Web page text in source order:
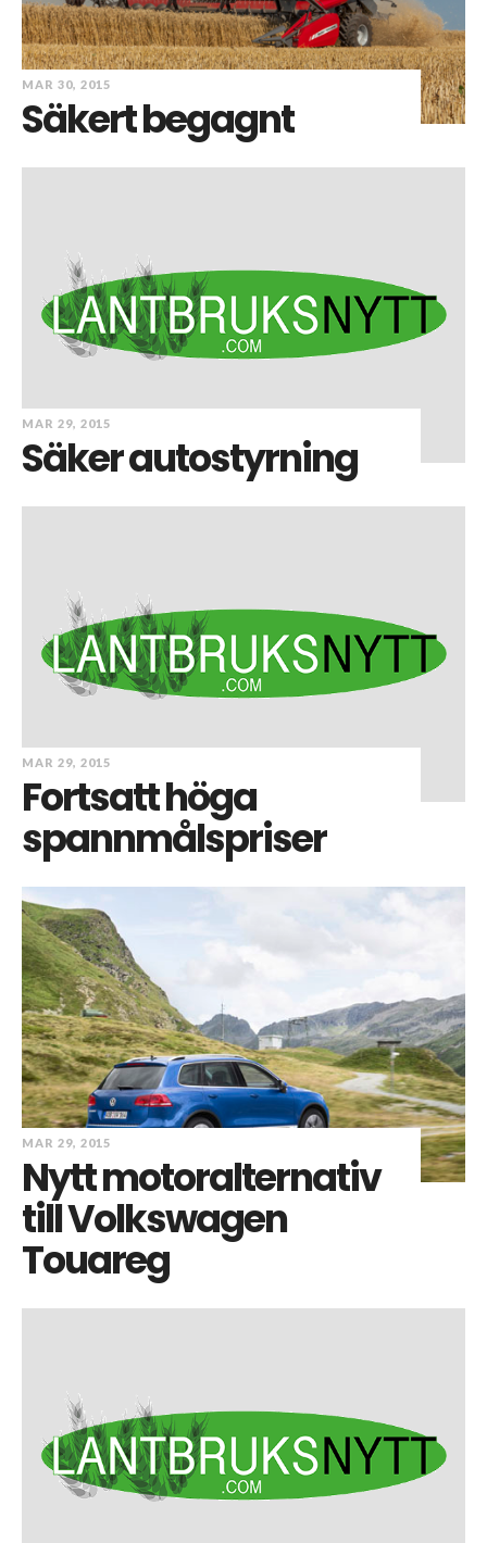
MAR 30, 2015
Säkert begagnt
MAR 29, 2015
Säker autostyrning
MAR 29, 2015
Fortsatt höga
spannmålspriser
MAR 29, 2015
Nytt motoralternativ
till Volkswagen
Touareg